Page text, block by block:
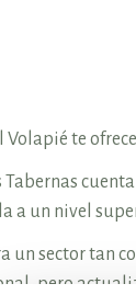
Volapié te
a un nivel
un sector tan
pero